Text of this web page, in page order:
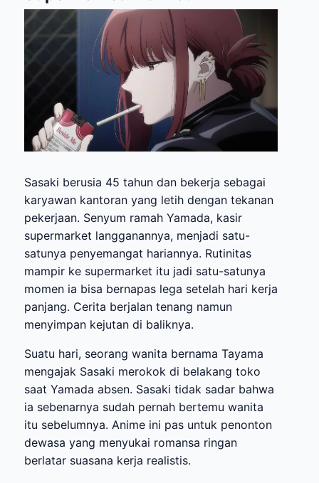
Sasaki berusia 45 tahun dan bekerja sebagai
karyawan kantoran yang letih dengan tekanan
pekerjaan. Senyum ramah Yamada, kasir
supermarket langganannya, menjadi satu-
satunya penyemangat hariannya. Rutinitas
mampir ke supermarket itu jadi satu-satunya
momen ia bisa bernapas lega setelah hari kerja
panjang. Cerita berjalan tenang namun
menyimpan kejutan di baliknya.
Suatu hari, seorang wanita bernama Tayama
mengajak Sasaki merokok di belakang toko
saat Yamada absen. Sasaki tidak sadar bahwa
ia sebenarnya sudah pernah bertemu wanita
itu sebelumnya. Anime ini pas untuk penonton
dewasa yang menyukai romansa ringan
berlatar suasana kerja realistis.